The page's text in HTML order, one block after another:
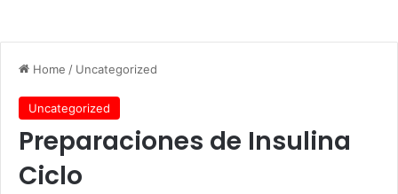
Home / Uncategorized
Uncategorized
Preparaciones de Insulina
Ciclo